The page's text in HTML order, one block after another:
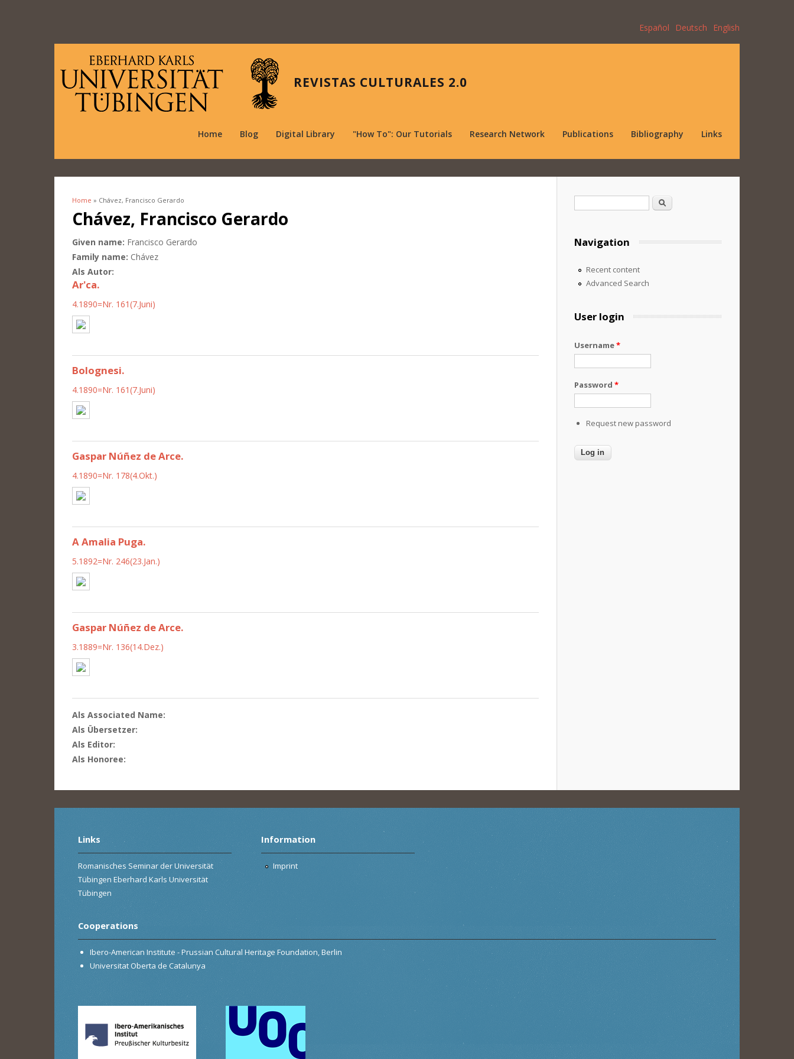
Español Deutsch English
REVISTAS CULTURALES 2.0
Home Blog Digital Library "How To": Our Tutorials Research Network Publications Bibliography Links
You are here
Home » Chávez, Francisco Gerardo
Chávez, Francisco Gerardo
Given name: Francisco Gerardo
Family name: Chávez
Als Autor:
Ar'ca.
4.1890=Nr. 161(7.Juni)
Bolognesi.
4.1890=Nr. 161(7.Juni)
Gaspar Núñez de Arce.
4.1890=Nr. 178(4.Okt.)
A Amalia Puga.
5.1892=Nr. 246(23.Jan.)
Gaspar Núñez de Arce.
3.1889=Nr. 136(14.Dez.)
Als Associated Name:
Als Übersetzer:
Als Editor:
Als Honoree:
Search
Navigation
Recent content
Advanced Search
User login
Username*
Password *
Request new password
Links
Romanisches Seminar der Universität
Tübingen Eberhard Karls Universität
Tübingen
Information
Imprint
Cooperations
Ibero-American Institute - Prussian Cultural Heritage Foundation, Berlin
Universitat Oberta de Catalunya